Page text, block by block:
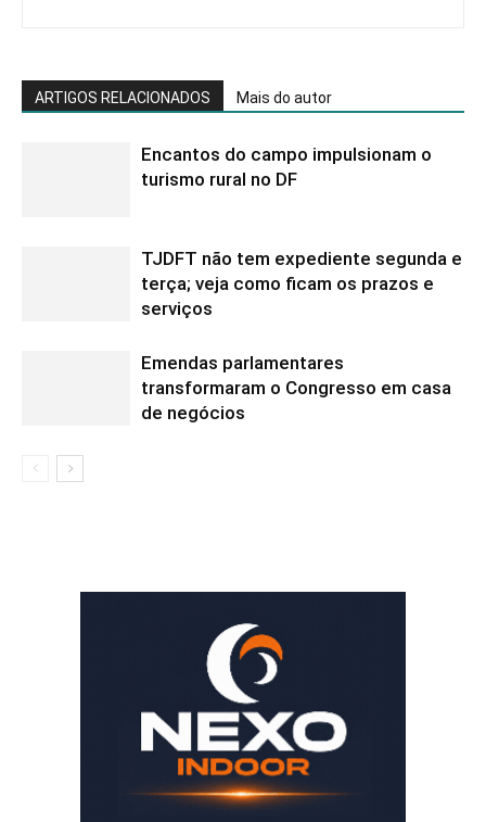
ARTIGOS RELACIONADOS Mais do autor
Encantos do campo impulsionam o
turismo rural no DF
TJDFT não tem expediente segunda e
terça; veja como ficam os prazos e
serviços
Emendas parlamentares
transformaram o Congresso em casa
de negócios